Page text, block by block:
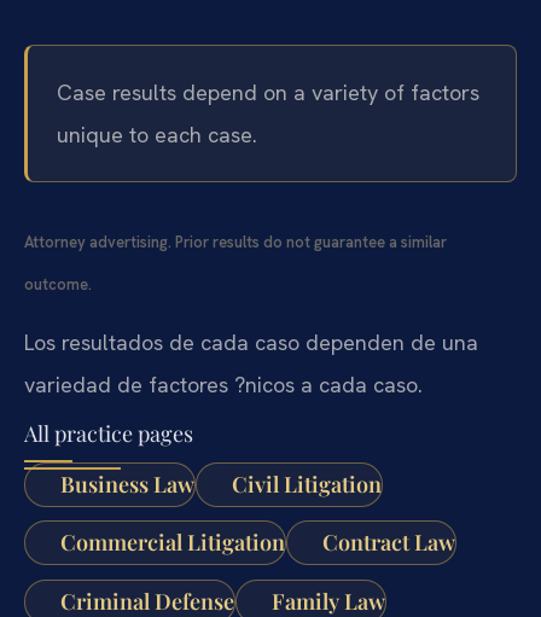
Case results depend on a variety of factors
unique to each case.
Attorney advertising. Prior results do not guarantee a similar
outcome.
Los resultados de cada caso dependen de una
variedad de factores ?nicos a cada caso.
All practice pages
Business Law
Civil Litigation
Commercial Litigation Contract Law
Criminal Defense Family Law